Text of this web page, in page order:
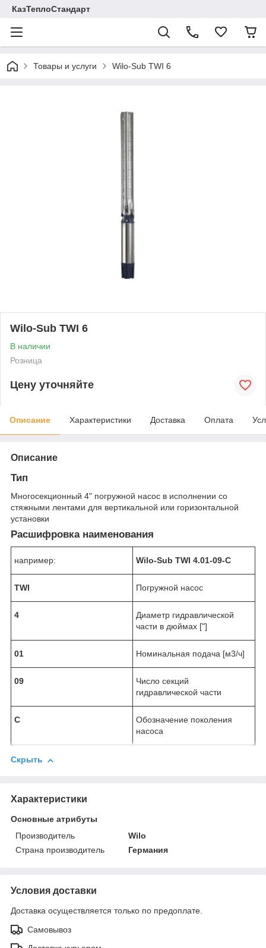
КазТеплоСтандарт
Товары и услуги Wilo-Sub TWI 6
Wilo-Sub TWI 6
В наличии
Розница
Цену уточняйте
Описание Характеристики Доставка Оплата
Описание
Тип
Многосекционный 4" погружной насос в исполнении со
стяжными лентами для вертикальной или горизонтальной
установки
Расшифровка наименования
например: Wilo-Sub TWI 4.01-09-C
TWI Погружной насос
4
Диаметр гидравлической
части в дюймах ["]
01 Номинальная подача [м3/ч]
09
Число секций
гидравлической части
C
Обозначение поколения
насоса
Скрыть
Характеристики
Основные атрибуты
Производитель
Wilo
Страна производитель
Германия
Условия доставки
Доставка осуществляется только по предоплате.
Самовывоз